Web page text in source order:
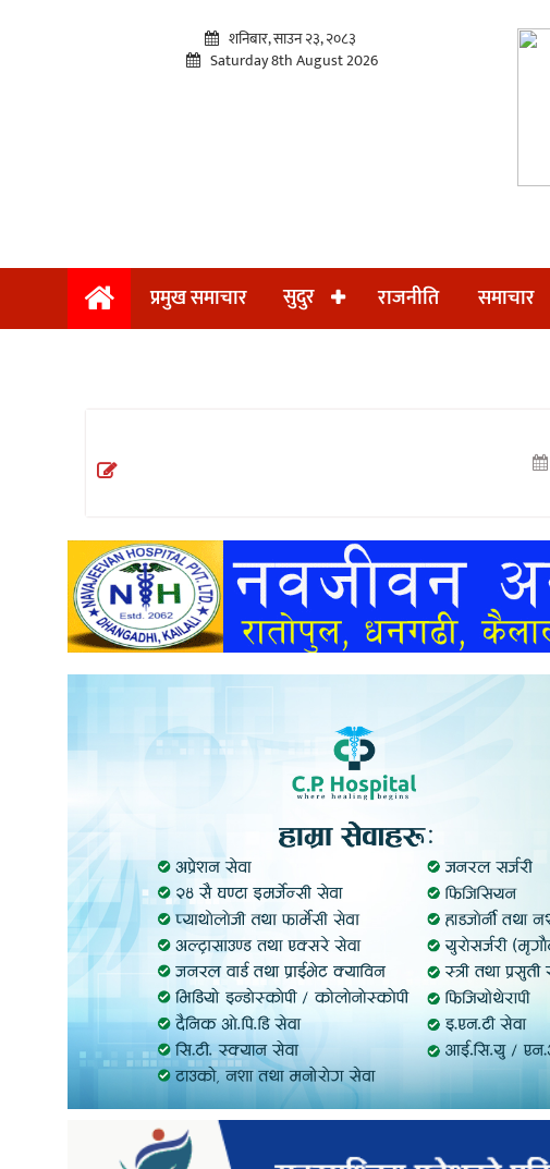
समाचार
अन्तराष्ट्रिय
खेलकुद
शनिबार, साउन २३, २०८३
Saturday 8th August 2026
प्रमुख समाचार
सुदुर राजनीति समाचार